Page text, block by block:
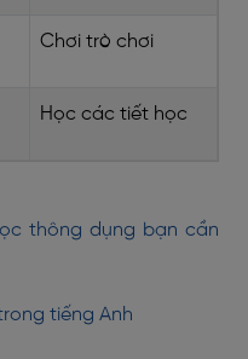
Chơi trò chơi
Học các tiết học
thông dụng bạn cần
tiếng Anh